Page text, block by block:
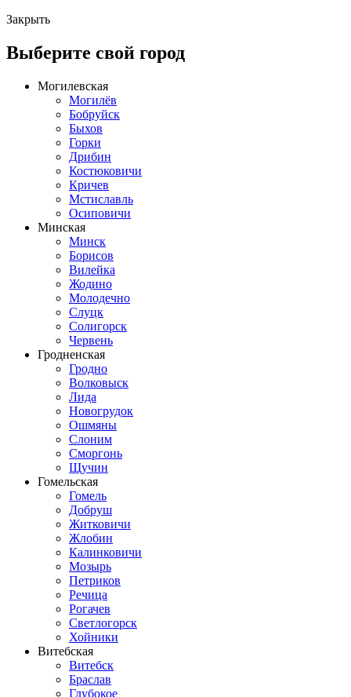
Закрыть
Выберите свой город
Могилевская
Могилёв
Бобруйск
Быхов
Горки
Дрибин
Костюковичи
Кричев
Мстиславль
Осиповичи
Минская
Минск
Борисов
Вилейка
Жодино
Молодечно
Слуцк
Солигорск
Червень
Гродненская
Гродно
Волковыск
Лида
Новогрудок
Ошмяны
Слоним
Сморгонь
Щучин
Гомельская
Гомель
Добруш
Житковичи
Жлобин
Калинковичи
Мозырь
Петриков
Речица
Рогачев
Светлогорск
Хойники
Витебская
Витебск
Браслав
Глубокое